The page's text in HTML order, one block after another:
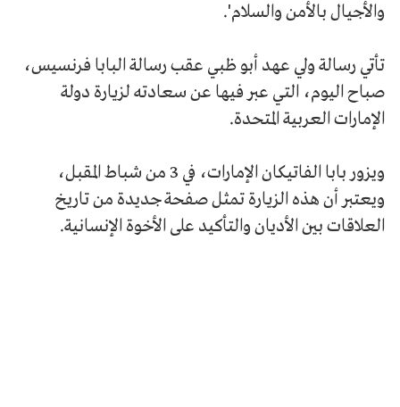
والأجيال بالأمن والسلام'.
تأتي رسالة ولي عهد أبو ظبي عقب رسالة البابا فرنسيس،
صباح اليوم، التي عبر فيها عن سعادته لزيارة دولة
الإمارات العربية المتحدة.
ويزور بابا الفاتيكان الإمارات، في 3 من شباط المقبل،
ويعتبر أن هذه الزيارة تمثل صفحة جديدة من تاريخ
العلاقات بين الأديان والتأكيد على الأخوة الإنسانية.